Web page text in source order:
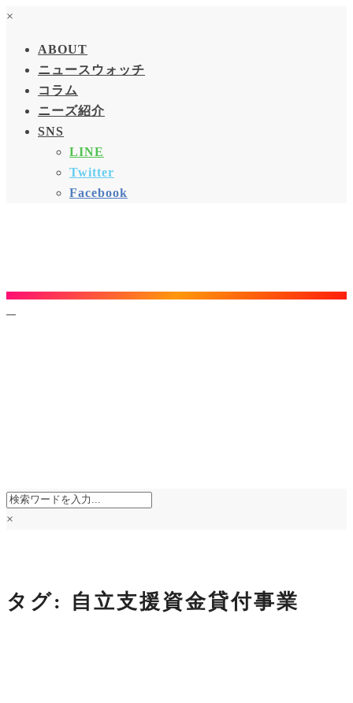
×
ABOUT
ニュースウォッチ
コラム
ニーズ紹介
SNS
LINE
Twitter
Facebook
×
タグ: 自立支援資金貸付事業